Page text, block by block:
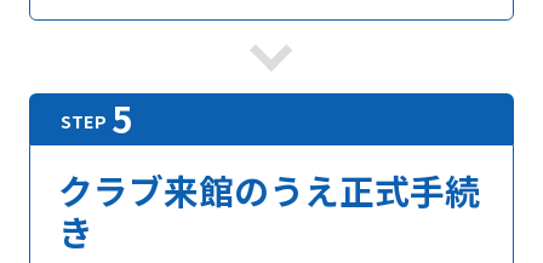
クラブ来館のうえ正式手続
き
For
foreigners
Central